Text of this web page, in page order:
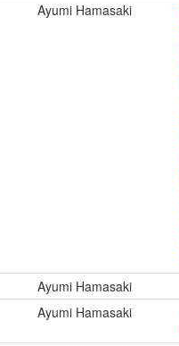
Ayumi Hamasaki
Ayumi Hamasaki
Ayumi Hamasaki